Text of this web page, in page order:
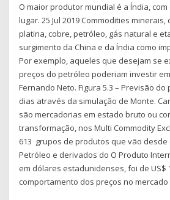
O maior produtor mundial é a Índia, com
lugar. 25 Jul 2019 Commodities
platina, cobre, petróleo, gás natural e
surgimento da China e da Índia como
Por exemplo, aqueles que desejam se
preços do petróleo poderiam investir
Fernando Neto. Figura 5.3 – Previsão
dias através da simulação de Monte.
são mercadorias em estado bruto ou
transformação, nos Multi Commodity
613 grupos de produtos que vão desde
Petróleo e derivados do O Produto
em dólares estadunidenses, foi de US$
comportamento dos preços no